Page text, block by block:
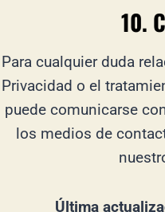
10.
Para cualquier duda
Privacidad o el
puede comunicarse
los medios de
Última